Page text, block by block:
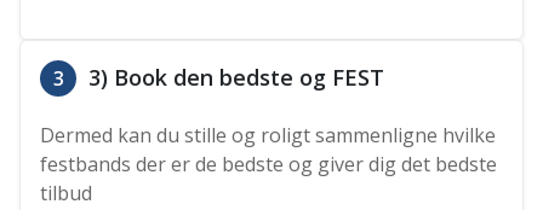
3 3) Book den bedste og FEST
Dermed kan du stille og roligt sammenligne hvilke
festbands der er de bedste og giver dig det bedste
tilbud